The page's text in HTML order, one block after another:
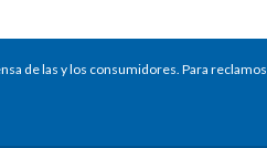
de las y los consumidores. Para reclamos